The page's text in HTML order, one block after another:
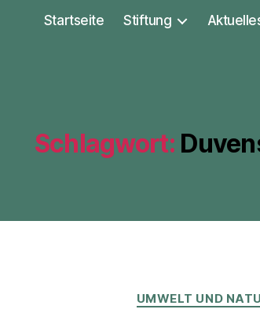
Startseite Stiftung
Schlagwort:
UMWELT UND